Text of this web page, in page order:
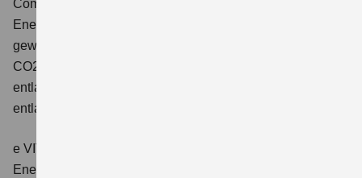
Comfort+
Energieverbrauch: 17,1kWh/100km plus 1,0 l/100 km;
gewichtet kombinierter Wert der CO2-Emission: 22 g/km;
CO2-Klasse: B; kombinierter Kraftstoffverbrauch bei
entladener Batterie: 6,6 l/100km; CO2-Klasse (bei
entladener Batterie): E.
e VITARA eAxle Club (49 kWh-Batterie)
Energieverbrauch kombiniert: 14,9 kWh/100km; CO₂-